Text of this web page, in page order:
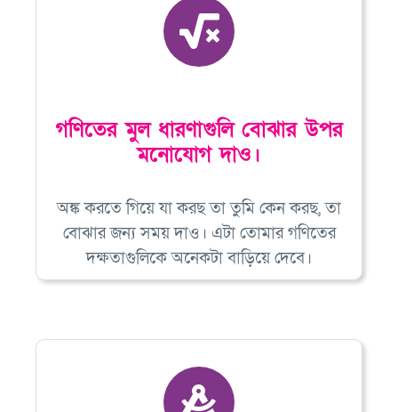
গণিতের মুল ধারণাগুলি বোঝার উপর
মনোযোগ দাও।
অঙ্ক করতে গিয়ে যা করছ তা তুমি কেন করছ, তা
বোঝার জন্য সময় দাও। এটা তোমার গণিতের
দক্ষতাগুলিকে অনেকটা বাড়িয়ে দেবে।